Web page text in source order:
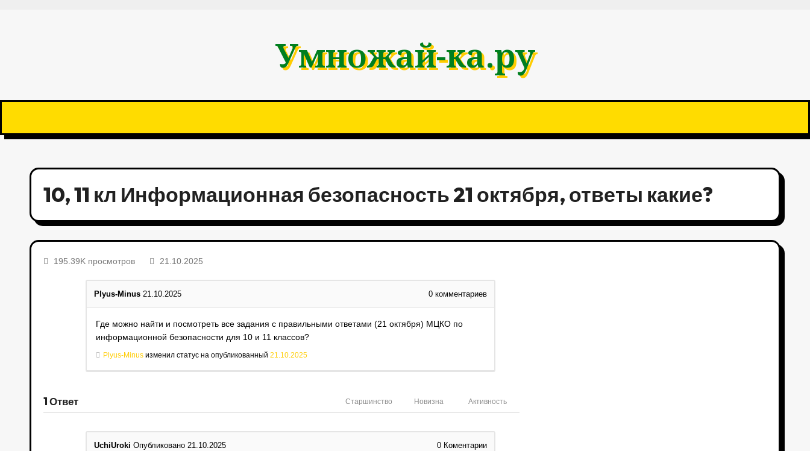
Умножай-ка.ру
10, 11 кл Информационная безопасность 21 октября, ответы какие?
195.39K просмотров 21.10.2025
Plyus-Minus 21.10.2025 0 комментариев
Где можно найти и посмотреть все задания с правильными ответами (21 октября) МЦКО по
информационной безопасности для 10 и 11 классов?
Plyus-Minus изменил статус на опубликованный 21.10.2025
1Ответ Активность
Новизна
Старшинство
UchiUroki Опубликовано 21.10.2025 0 Коментарии